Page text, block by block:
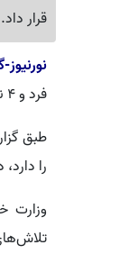
قرار داد.
فرد و ۴ نهاد مرتبط با ایران اعمال شد.»
طبق
را
وزارت